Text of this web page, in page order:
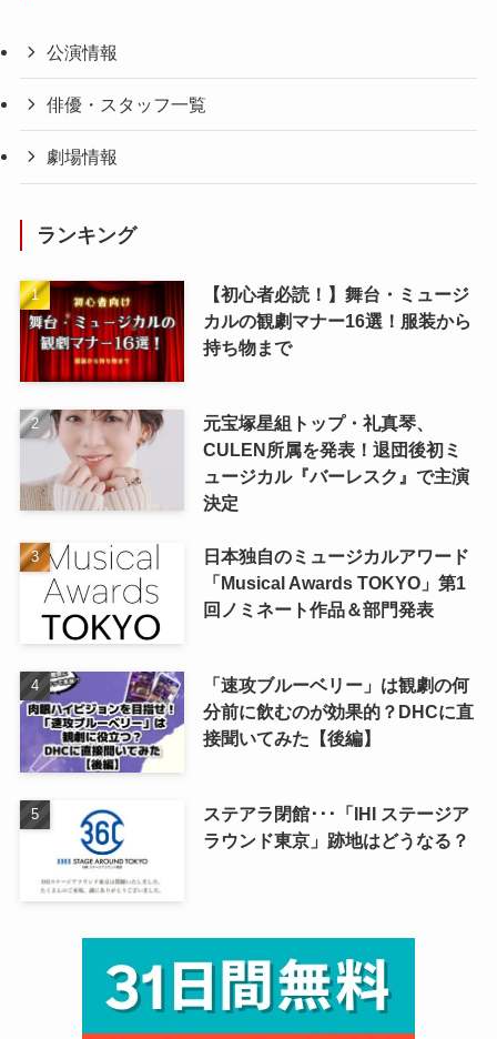
公演情報
俳優・スタッフ一覧
劇場情報
ランキング
【初心者必読！】舞台・ミュージ
カルの観劇マナー16選！服装から
持ち物まで
元宝塚星組トップ・礼真琴、
CULEN所属を発表！退団後初ミ
ュージカル『バーレスク』で主演
決定
日本独自のミュージカルアワード
「Musical Awards TOKYO」第1
回ノミネート作品＆部門発表
「速攻ブルーベリー」は観劇の何
分前に飲むのが効果的？DHCに直
接聞いてみた【後編】
ステアラ閉館･･･「IHI ステージア
ラウンド東京」跡地はどうなる？